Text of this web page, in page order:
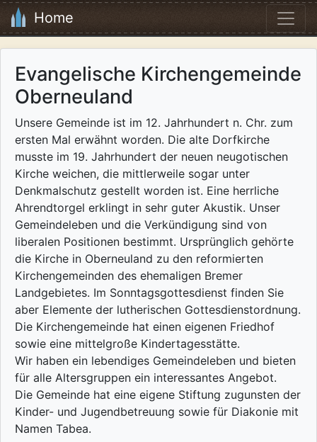
Home
Evangelische Kirchengemeinde
Oberneuland
Unsere Gemeinde ist im 12. Jahrhundert n. Chr. zum
ersten Mal erwähnt worden. Die alte Dorfkirche
musste im 19. Jahrhundert der neuen neugotischen
Kirche weichen, die mittlerweile sogar unter
Denkmalschutz gestellt worden ist. Eine herrliche
Ahrendtorgel erklingt in sehr guter Akustik. Unser
Gemeindeleben und die Verkündigung sind von
liberalen Positionen bestimmt. Ursprünglich gehörte
die Kirche in Oberneuland zu den reformierten
Kirchengemeinden des ehemaligen Bremer
Landgebietes. Im Sonntagsgottesdienst finden Sie
aber Elemente der lutherischen Gottesdienstordnung.
Die Kirchengemeinde hat einen eigenen Friedhof
sowie eine mittelgroße Kindertagesstätte.
Wir haben ein lebendiges Gemeindeleben und bieten
für alle Altersgruppen ein interessantes Angebot.
Die Gemeinde hat eine eigene Stiftung zugunsten der
Kinder- und Jugendbetreuung sowie für Diakonie mit
Namen Tabea.